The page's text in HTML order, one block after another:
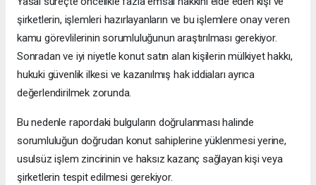
şirketlerin, işlemleri hazırlayanların ve bu işlemlere onay veren
kamu görevlilerinin sorumluluğunun araştırılması gerekiyor.
Sonradan ve iyi niyetle konut satın alan kişilerin mülkiyet hakkı,
hukuki güvenlik ilkesi ve kazanılmış hak iddiaları ayrıca
değerlendirilmek zorunda.
Bu nedenle rapordaki bulguların doğrulanması halinde
sorumluluğun doğrudan konut sahiplerine yüklenmesi yerine,
usulsüz işlem zincirinin ve haksız kazanç sağlayan kişi veya
şirketlerin tespit edilmesi gerekiyor.